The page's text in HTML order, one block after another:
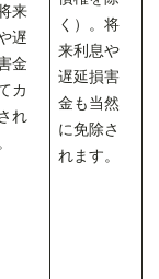
来
遅
金
カ
れ
く）。将
来利息や
遅延損害
金も当然
に免除さ
れます。